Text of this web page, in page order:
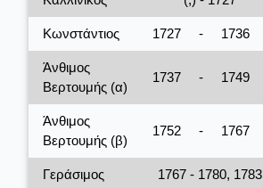
Κωνστάντιος 1727 - 1736
Άνθιμος
Βερτουμής (α)
1737 - 1749
Άνθιμος
Βερτουμής (β)
1752 - 1767
Γεράσιμος 1767 - 1780, 1783